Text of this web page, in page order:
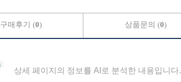
상세 페이지의 정보를 AI로 분석한 내용입니다.
구매후기 (0) 상품문의 (0)